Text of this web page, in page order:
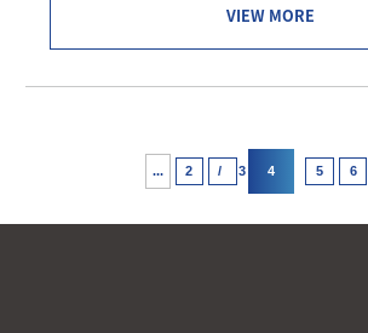
VIEW MORE
... 2 3 4 5 6